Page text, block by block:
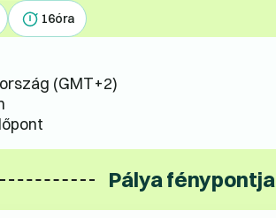
16óra
(GMT+2)
Pálya fénypontja